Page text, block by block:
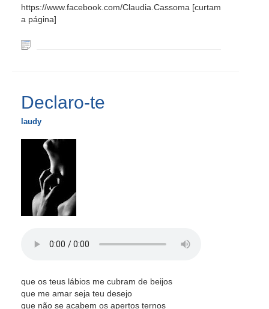
https://www.facebook.com/Claudia.Cassoma [curtam
a página]
Declaro-te
laudy
que os teus lábios me cubram de beijos
que me amar seja teu desejo
que não se acabem os apertos ternos